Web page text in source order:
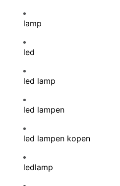
lamp
led
led lamp
led lampen
led lampen kopen
ledlamp